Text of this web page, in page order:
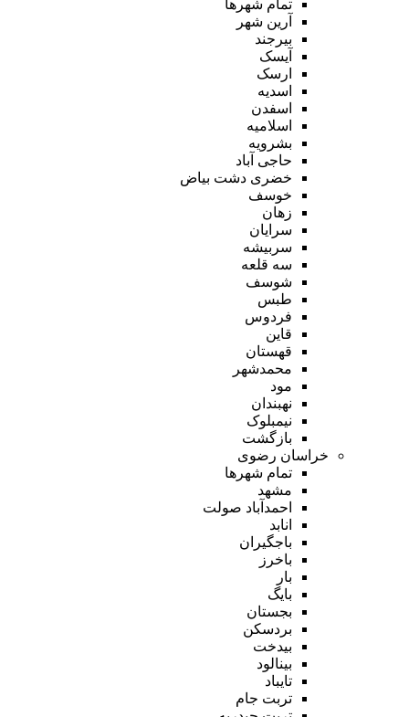
تمام شهر‌ها
آرین شهر
بیرجند
آیسک
ارسک
اسدیه
اسفدن
اسلامیه
بشرویه
حاجی آباد
خضری دشت بیاض
خوسف
زهان
سرایان
سربیشه
سه قلعه
شوسف
طبس
فردوس
قاین
قهستان
محمدشهر
مود
نهبندان
نیمبلوک
بازگشت
خراسان رضوی
تمام شهر‌ها
مشهد
احمدآباد صولت
انابد
باجگیران
باخرز
بار
بایگ
بجستان
بردسکن
بیدخت
بینالود
تایباد
تربت جام